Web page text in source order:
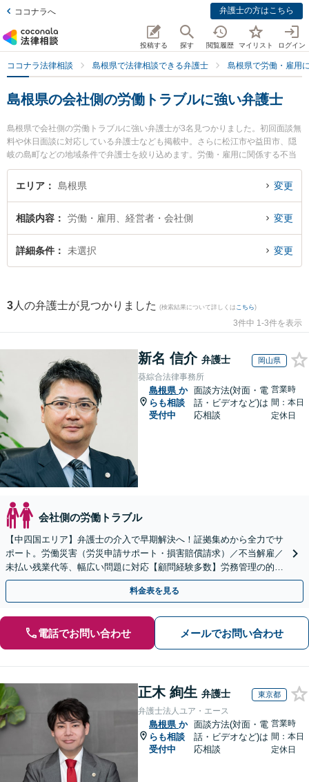
ココナラへ 弁護士の方はこちら
投稿する 探す 閲覧履歴 マイリスト ログイン
ココナラ法律相談 島根県で法律相談できる弁護士 島根県で労働・雇用
島根県の会社側の労働トラブルに強い弁護士
島根県で会社側の労働トラブルに強い弁護士が3名見つかりました。初回面談無
料や休日面談に対応している弁護士なども掲載中。さらに松江市や益田市、隠
岐の島町などの地域条件で弁護士を絞り込めます。労働・雇用に関係する不当
解雇や退職勧奨、内定取消等の細かな分野での絞り込み検索もでき便利です。
特に長坂法律事務所の長坂 正弁護士やなかがわ法律事務所の中川 修一弁護士、
労働トラブルのトラブルを今すぐに弁護士に相談したい』『会社側の労働トラ
ブルのトラブル解決の実績豊富な近くの弁護士を検索したい』『初回相談無料
で会社側の労働トラブルを法律相談できる島根県内の弁護士に相談予約した
エリア 島根県 変更
相談内容 労働・雇用、経営者・会社側 変更
詳細条件 未選択 変更
3 人の弁護士が見つかりました (検索結果について詳しくは こちら)
3件中 1-3件を表示
新名 信介 弁護士 岡山県
葵綜合法律事務所
島根県 か
らも相談
受付中
面談方法(対面・電
話・ビデオなど)は
応相談
営業時
間：本日
定休日
会社側の労働トラブル
【中四国エリア】弁護士の介入で早期解決へ！証拠集めから全力でサ
ポート。労働災害（労災申請サポート・損害賠償請求）／不当解雇／
未払い残業代等、幅広い問題に対応【顧問経験多数】労務管理の的確
なアドバイスに注力【夜間・休日対応】【岡山駅10分】
料金表を見る
電話でお問い合わせ メールでお問い合わせ
正木 絢生 弁護士 東京都
弁護士法人ユア・エース
島根県 か
らも相談
受付中
面談方法(対面・電
話・ビデオなど)は
応相談
営業時
間：本日
定休日